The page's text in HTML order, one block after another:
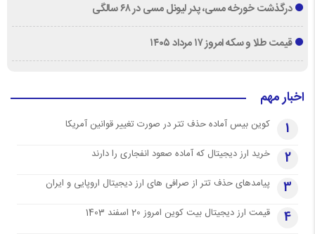
درگذشت خورخه مسی، پدر لیونل مسی در ۶۸ سالگی
قیمت طلا و سکه امروز ۱۷ مرداد ۱۴۰۵
اخبار مهم
1 کوین بیس آماده حذف تتر در صورت تغییر قوانین آمریکا
2 خرید ارز دیجیتال که آماده صعود انفجاری را دارند
3 پیامدهای حذف تتر از صرافی های ارز دیجیتال اروپایی و ایران
4 قیمت ارز دیجیتال بیت کوین امروز 20 اسفند 1403